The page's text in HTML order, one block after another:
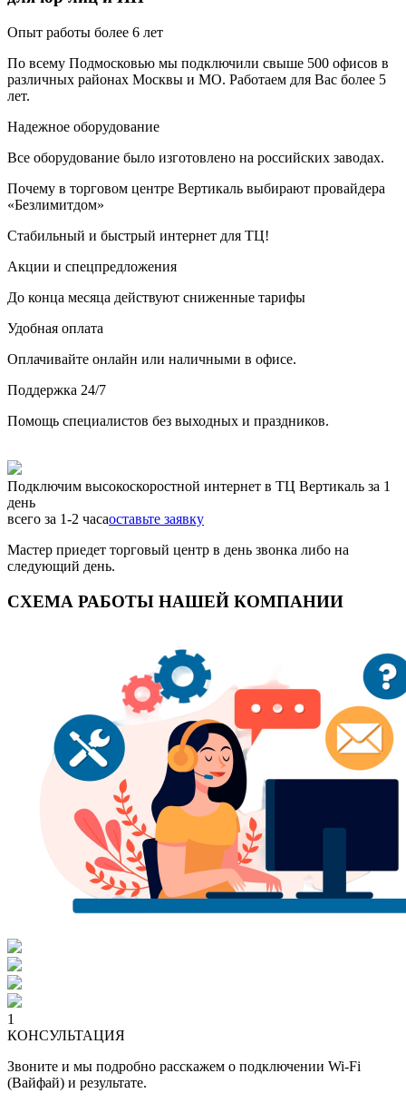
Опыт работы более 6 лет
По всему Подмосковью мы подключили свыше 500 офисов в
различных районах Москвы и МО. Работаем для Вас более 5
лет.
Надежное оборудование
Все оборудование было изготовлено на российских заводах.
Почему в торговом центре Вертикаль выбирают провайдера
«Безлимитдом»
Стабильный и быстрый интернет для ТЦ!
Акции и спецпредложения
До конца месяца действуют сниженные тарифы
Удобная оплата
Оплачивайте онлайн или наличными в офисе.
Поддержка 24/7
Помощь специалистов без выходных и праздников.
Подключим высокоскоростной интернет в ТЦ Вертикаль за 1
день
всего за 1-2 часаоставьте заявку
Мастер приедет торговый центр в день звонка либо на
следующий день.
СХЕМА РАБОТЫ НАШЕЙ КОМПАНИИ
1
КОНСУЛЬТАЦИЯ
Звоните и мы подробно расскажем о подключении Wi-Fi
(Вайфай) и результате.